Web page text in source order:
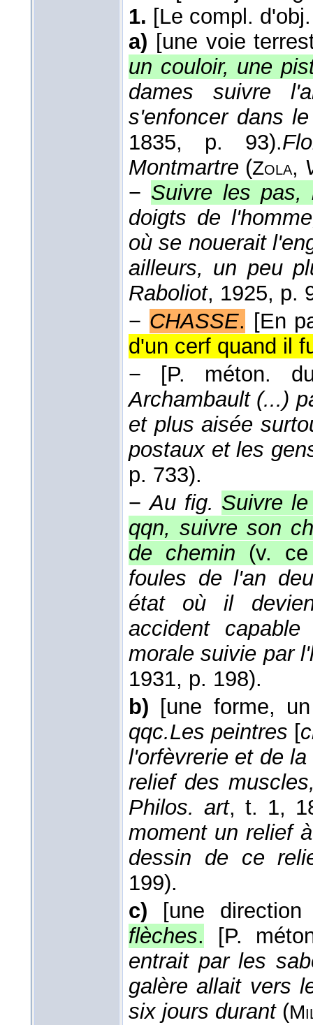
1. [Le compl.
a) [une voie
un couloir, une
dames suivre
s'enfoncer dans
1835, p. 93).
Montmartre (Zola,
− Suivre les pas,
doigts de
où se nouerait
ailleurs, un peu
Raboliot, 1925, p.
− CHASSE. [En
d'un cerf quand il
−
[P. méton.
Archambault (...)
et plus aisée
postaux et les
p. 733).
−Au fig. Suivre
qqn, suivre son
de chemin (v.
foules de l'an
état où il
accident
morale suivie par
1931, p. 198).
b) [une forme,
qqc.Les peintres [
l'orfèvrerie et de
relief des
Philos. art, t. 1,
moment un relief
dessin de ce
199).
c)
[une
flèches.
[P.
entrait par les
galère allait vers
six jours durant(